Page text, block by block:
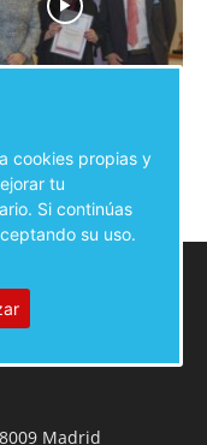
Rubio: “Hay
Madrid
cookies propias y
tu
Si continúas
su uso.